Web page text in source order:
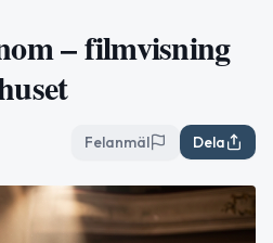
– filmvisning
Felanmäl Dela